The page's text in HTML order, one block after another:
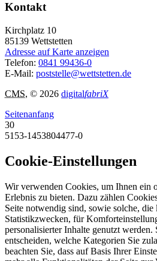
Kontakt
Kirchplatz 10
85139 Wettstetten
Adresse auf Karte anzeigen
Telefon: 0841 99436-0
E-Mail: poststelle@wettstetten.de
CMS, © 2026 digitalfabriX
Seitenanfang
30
5153-1453804477-0
Cookie-Einstellungen
Wir verwenden Cookies, um Ihnen ein
Erlebnis zu bieten. Dazu zählen
Seite notwendig sind, sowie solche,
Statistikzwecken, für
personalisierter Inhalte genutzt werden.
entscheiden, welche Kategorien Sie
beachten Sie, dass auf Basis Ihrer